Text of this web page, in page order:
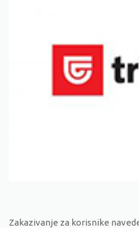
Zakazivanje za korisnike